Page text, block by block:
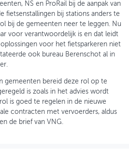
NS en ProRail bij de aanpak van
fietsenstallingen bij stations anders te
bij de gemeenten neer te leggen. Nu
voor verantwoordelijk is en dat leidt
voor het fietsparkeren niet
ook bureau Berenschot al in
gemeenten bereid deze rol op te
is zoals in het advies wordt
is goed te regelen in de nieuwe
contracten met vervoerders, aldus
de brief van VNG.